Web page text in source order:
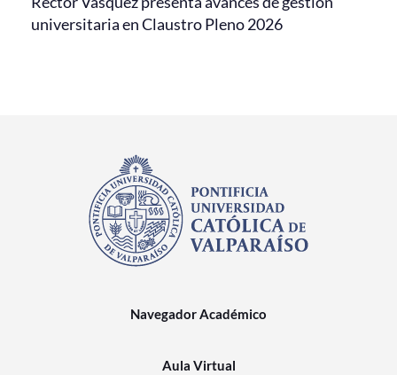
universitaria en Claustro Pleno 2026
Navegador Académico
Aula Virtual